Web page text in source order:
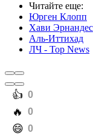
Читайте еще:
Юрген Клопп
Хави Эрнандес
Аль-Иттихад
ЛЧ - Top News
️👍 0
️🔥 0
️😄 0